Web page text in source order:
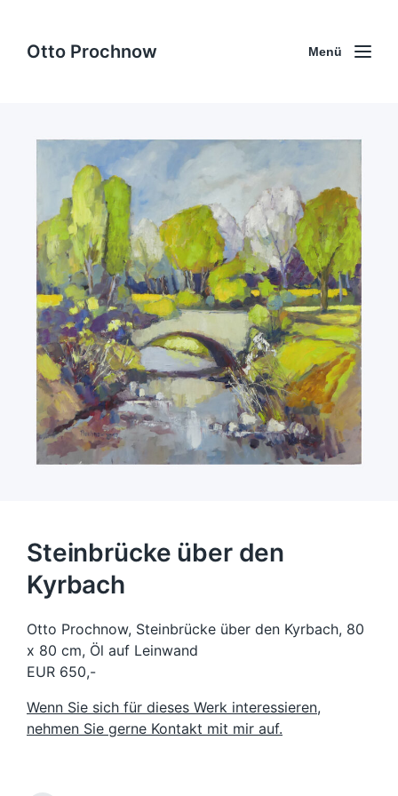
Otto Prochnow Menü
Steinbrücke über den
Kyrbach
Otto Prochnow, Steinbrücke über den Kyrbach, 80
x 80 cm, Öl auf Leinwand
EUR 650,-
Wenn Sie sich für dieses Werk interessieren,
nehmen Sie gerne Kontakt mit mir auf.